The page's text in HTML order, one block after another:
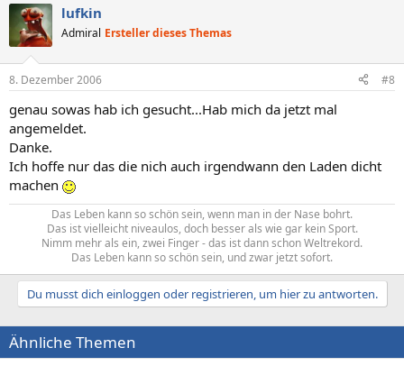
lufkin
Admiral Ersteller dieses Themas
8. Dezember 2006 #8
genau sowas hab ich gesucht...Hab mich da jetzt mal
angemeldet.
Danke.
Ich hoffe nur das die nich auch irgendwann den Laden dicht
machen
Das Leben kann so schön sein, wenn man in der Nase bohrt.
Das ist vielleicht niveaulos, doch besser als wie gar kein Sport.
Nimm mehr als ein, zwei Finger - das ist dann schon Weltrekord.
Das Leben kann so schön sein, und zwar jetzt sofort.​
Du musst dich einloggen oder registrieren, um hier zu antworten.
Ähnliche Themen